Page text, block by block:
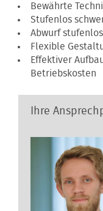
Bewährte
Stufenlos
Abwurf
Flexible
Effektiver
Betriebskosten
Ihre